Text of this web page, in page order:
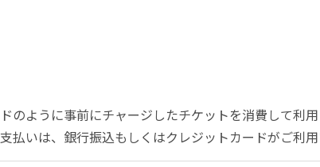
のように事前にチャージしたチケットを消費して利
払いは、銀行振込もしくはクレジットカードがご利